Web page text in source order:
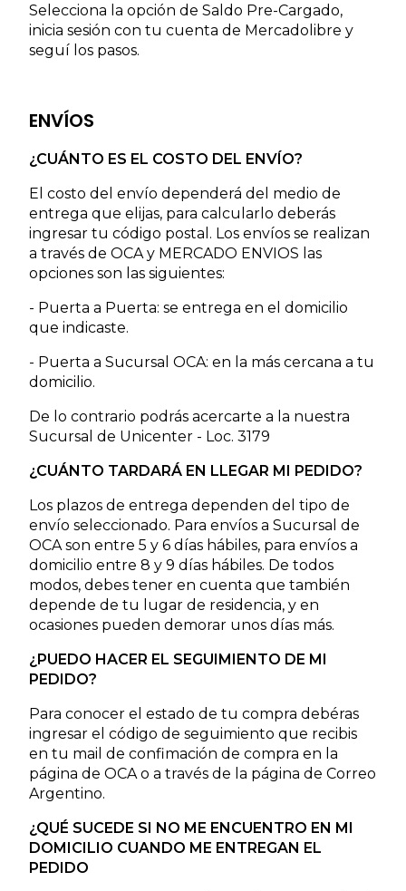
Selecciona la opción de Saldo Pre-Cargado,
inicia sesión con tu cuenta de Mercadolibre y
seguí los pasos.
ENVÍOS
¿CUÁNTO ES EL COSTO DEL ENVÍO?
El costo del envío dependerá del medio de
entrega que elijas, para calcularlo deberás
ingresar tu código postal. Los envíos se realizan
a través de OCA y MERCADO ENVIOS las
opciones son las siguientes:
- Puerta a Puerta: se entrega en el domicilio
que indicaste.
- Puerta a Sucursal OCA: en la más cercana a tu
domicilio.
De lo contrario podrás acercarte a la nuestra
Sucursal de Unicenter - Loc. 3179
¿CUÁNTO TARDARÁ EN LLEGAR MI PEDIDO?
Los plazos de entrega dependen del tipo de
envío seleccionado. Para envíos a Sucursal de
OCA son entre 5 y 6 días hábiles, para envíos a
domicilio entre 8 y 9 días hábiles. De todos
modos, debes tener en cuenta que también
depende de tu lugar de residencia, y en
ocasiones pueden demorar unos días más.
¿PUEDO HACER EL SEGUIMIENTO DE MI
PEDIDO?
Para conocer el estado de tu compra debéras
ingresar el código de seguimiento que recibis
en tu mail de confimación de compra en la
página de OCA o a través de la página de Correo
Argentino.
¿QUÉ SUCEDE SI NO ME ENCUENTRO EN MI
DOMICILIO CUANDO ME ENTREGAN EL
PEDIDO